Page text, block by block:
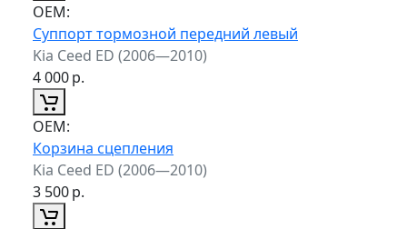
ОЕМ:
Суппорт тормозной передний левый
Kia Ceed ED (2006—2010)
4 000р.
ОЕМ:
Корзина сцепления
Kia Ceed ED (2006—2010)
3 500р.